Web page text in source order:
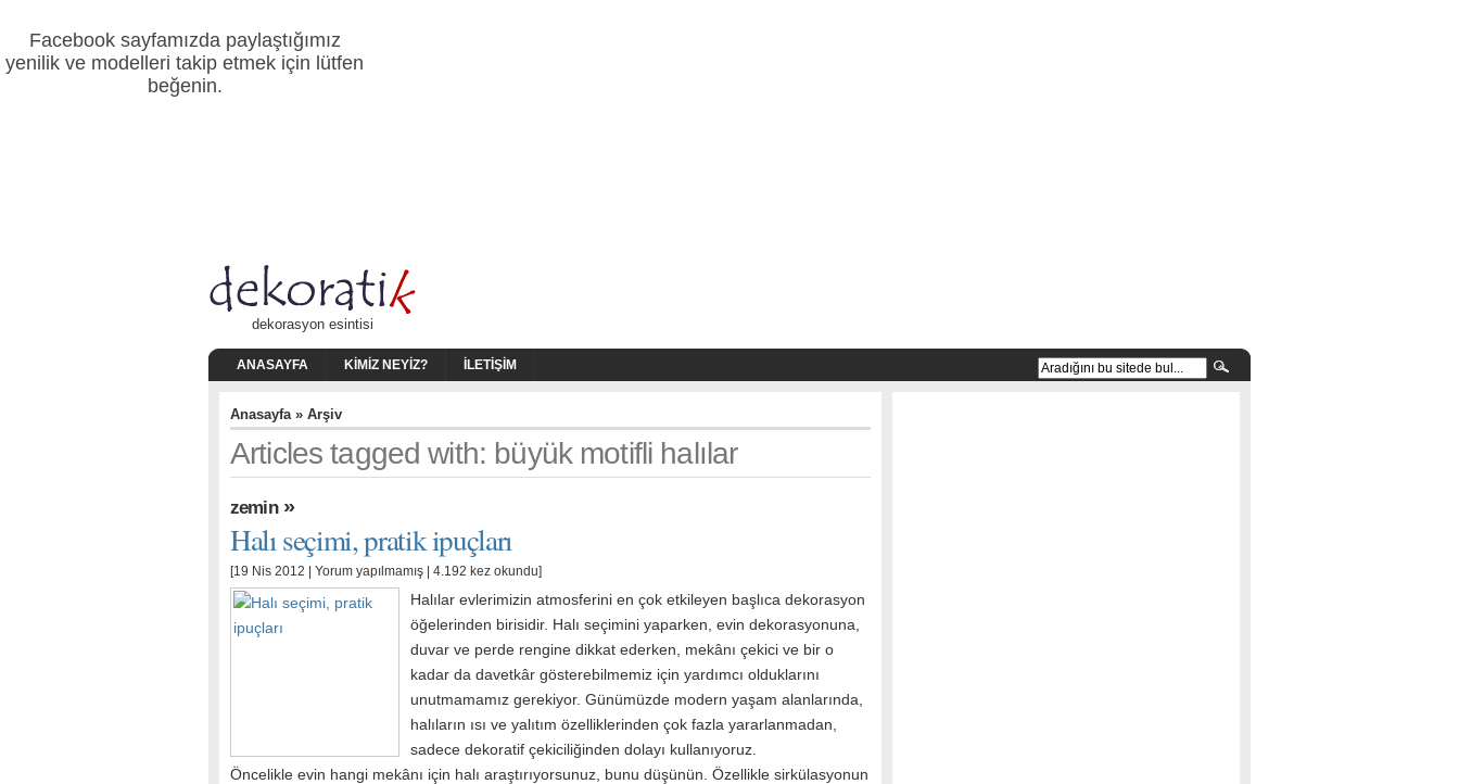
Facebook sayfamızda paylaştığımız
yenilik ve modelleri takip etmek için lütfen
beğenin.
dekorasyon esintisi
ANASAYFA KIMIZ NEYIZ? İLETIŞIM
Anasayfa» Arşiv
Articles tagged with: büyük motifli halılar
zemin»
Halı seçimi, pratik ipuçları
[19 Nis 2012 | Yorum yapılmamış | 4.192 kez okundu]
Halılar evlerimizin atmosferini en çok etkileyen başlıca dekorasyon
öğelerinden birisidir. Halı seçimini yaparken, evin dekorasyonuna,
duvar ve perde rengine dikkat ederken, mekânı çekici ve bir o
kadar da davetkâr gösterebilmemiz için yardımcı olduklarını
unutmamamız gerekiyor. Günümüzde modern yaşam alanlarında,
halıların ısı ve yalıtım özelliklerinden çok fazla yararlanmadan,
sadece dekoratif çekiciliğinden dolayı kullanıyoruz.
Öncelikle evin hangi mekânı için halı araştırıyorsunuz, bunu düşünün. Özellikle sirkülasyonun